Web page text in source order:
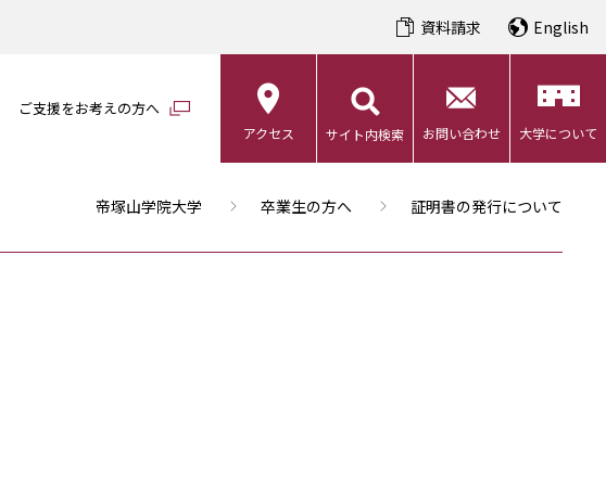
資料請求 English
ご支援をお考えの方へ
アクセス サイト内検索 お問い合わせ 大学について
帝塚山学院大学 卒業生の方へ 証明書の発行について